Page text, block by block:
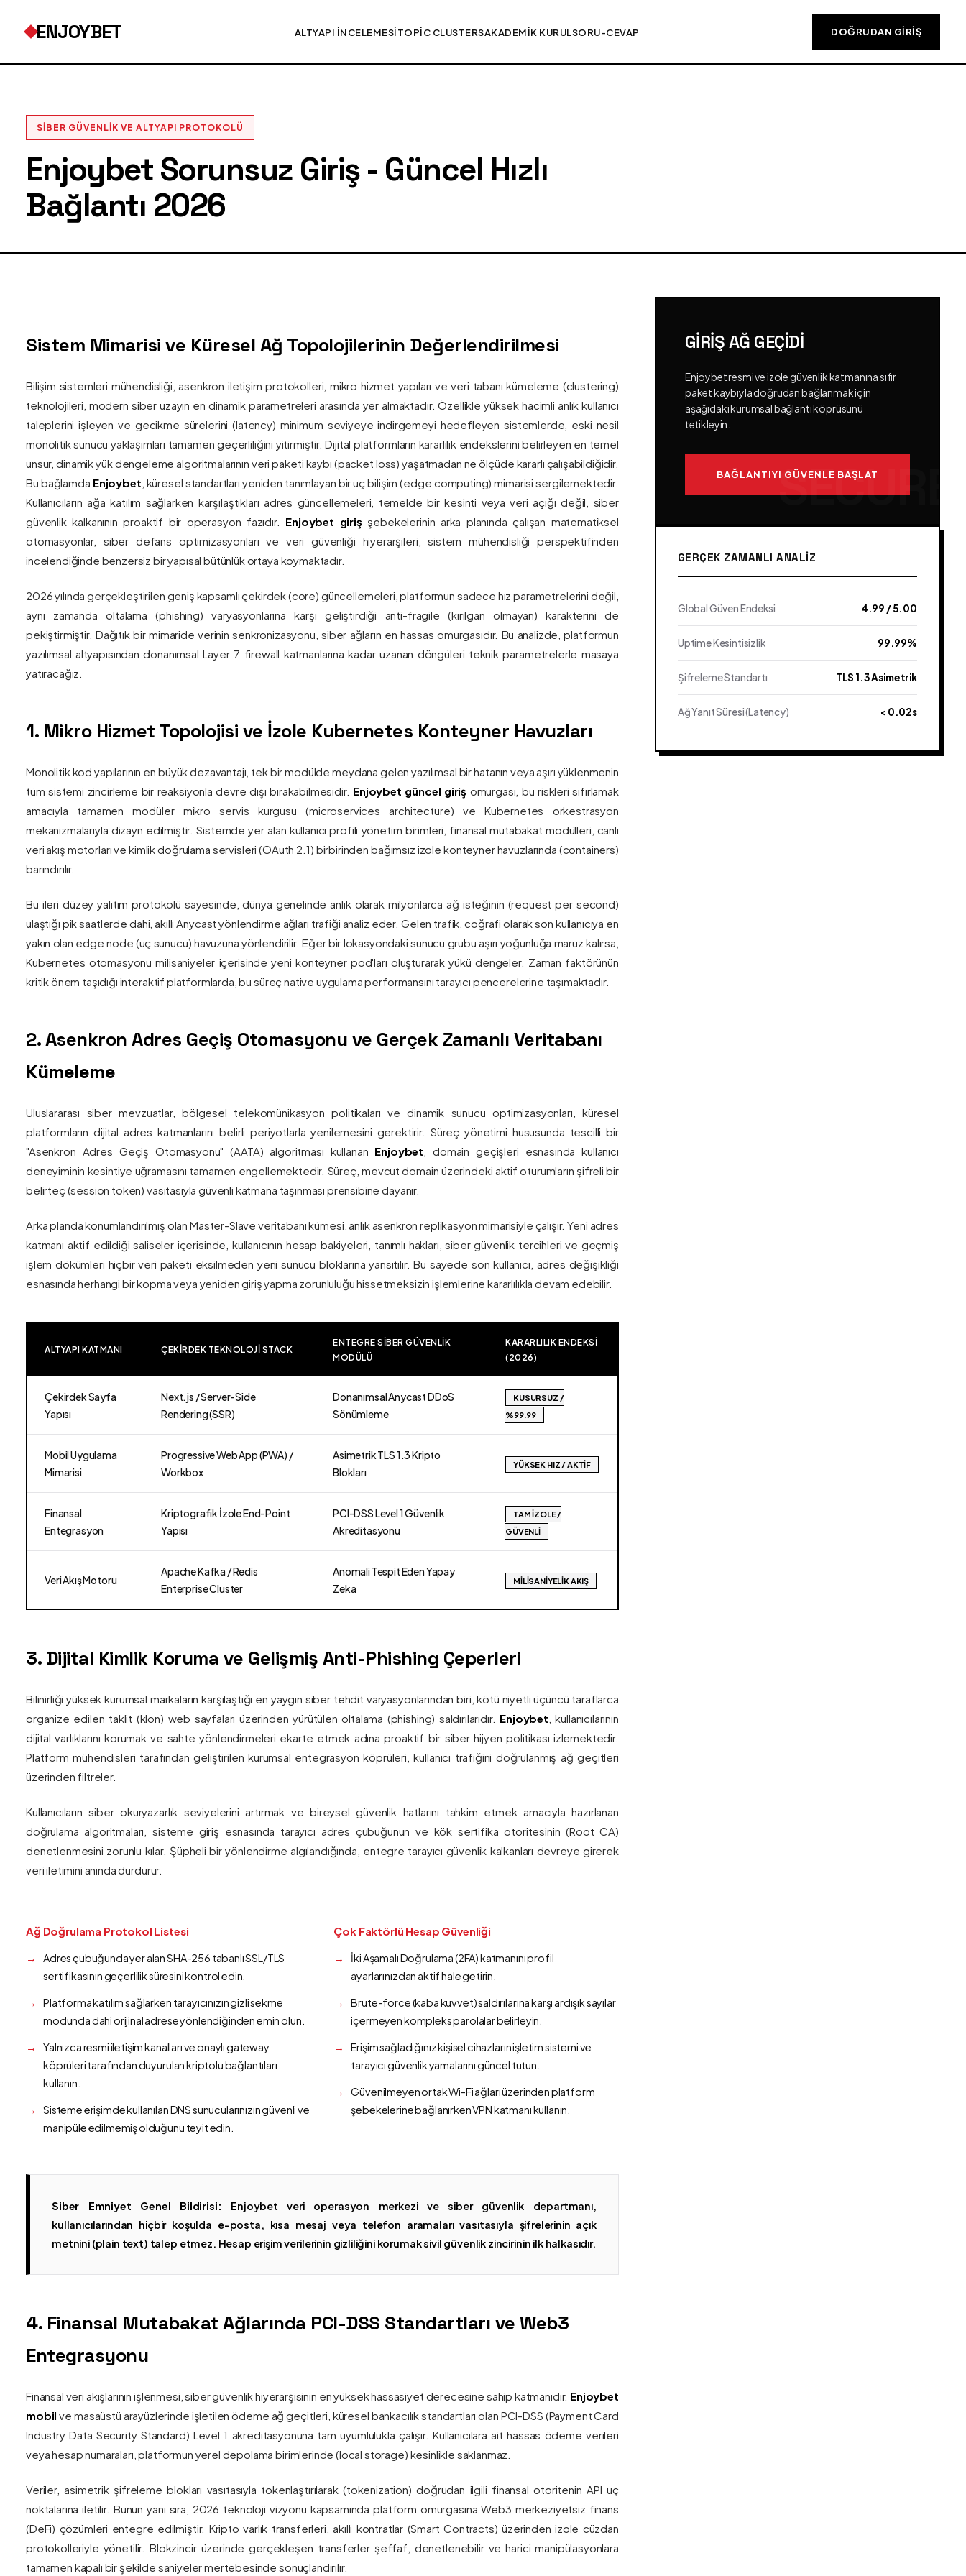
ENJOYBET ALTYAPI İNCELEMESITOPIC CLUSTERSAKADEMIK KURULSORU-CEVAP DOĞRUDAN GIRIŞ
SIBER GÜVENLIK VE ALTYAPI PROTOKOLÜ
Enjoybet Sorunsuz Giriş - Güncel Hızlı
Bağlantı 2026
Sistem Mimarisi ve Küresel Ağ Topolojilerinin Değerlendirilmesi
Bilişim sistemleri mühendisliği, asenkron iletişim protokolleri, mikro hizmet yapıları ve veri tabanı kümeleme (clustering)
teknolojileri, modern siber uzayın en dinamik parametreleri arasında yer almaktadır. Özellikle yüksek hacimli anlık kullanıcı
taleplerini işleyen ve gecikme sürelerini (latency) minimum seviyeye indirgemeyi hedefleyen sistemlerde, eski nesil
monolitik sunucu yaklaşımları tamamen geçerliliğini yitirmiştir. Dijital platformların kararlılık endekslerini belirleyen en temel
unsur, dinamik yük dengeleme algoritmalarının veri paketi kaybı (packet loss) yaşatmadan ne ölçüde kararlı çalışabildiğidir.
Bu bağlamda Enjoybet , küresel standartları yeniden tanımlayan bir uç bilişim (edge computing) mimarisi sergilemektedir.
Kullanıcıların ağa katılım sağlarken karşılaştıkları adres güncellemeleri, temelde bir kesinti veya veri açığı değil, siber
güvenlik kalkanının proaktif bir operasyon fazıdır. Enjoybet giriş şebekelerinin arka planında çalışan matematiksel
otomasyonlar, siber defans optimizasyonları ve veri güvenliği hiyerarşileri, sistem mühendisliği perspektifinden
incelendiğinde benzersiz bir yapısal bütünlük ortaya koymaktadır.
2026 yılında gerçekleştirilen geniş kapsamlı çekirdek (core) güncellemeleri, platformun sadece hız parametrelerini değil,
aynı zamanda oltalama (phishing) varyasyonlarına karşı geliştirdiği anti-fragile (kırılgan olmayan) karakterini de
pekiştirmiştir. Dağıtık bir mimaride verinin senkronizasyonu, siber ağların en hassas omurgasıdır. Bu analizde, platformun
yazılımsal altyapısından donanımsal Layer 7 firewall katmanlarına kadar uzanan döngüleri teknik parametrelerle masaya
yatıracağız.
1. Mikro Hizmet Topolojisi ve İzole Kubernetes Konteyner Havuzları
Monolitik kod yapılarının en büyük dezavantajı, tek bir modülde meydana gelen yazılımsal bir hatanın veya aşırı yüklenmenin
tüm sistemi zincirleme bir reaksiyonla devre dışı bırakabilmesidir. Enjoybet güncel giriş omurgası, bu riskleri sıfırlamak
amacıyla tamamen modüler mikro servis kurgusu (microservices architecture) ve Kubernetes orkestrasyon
mekanizmalarıyla dizayn edilmiştir. Sistemde yer alan kullanıcı profili yönetim birimleri, finansal mutabakat modülleri, canlı
veri akış motorları ve kimlik doğrulama servisleri (OAuth 2.1) birbirinden bağımsız izole konteyner havuzlarında (containers)
barındırılır.
Bu ileri düzey yalıtım protokolü sayesinde, dünya genelinde anlık olarak milyonlarca ağ isteğinin (request per second)
ulaştığı pik saatlerde dahi, akıllı Anycast yönlendirme ağları trafiği analiz eder. Gelen trafik, coğrafi olarak son kullanıcıya en
yakın olan edge node (uç sunucu) havuzuna yönlendirilir. Eğer bir lokasyondaki sunucu grubu aşırı yoğunluğa maruz kalırsa,
Kubernetes otomasyonu milisaniyeler içerisinde yeni konteyner pod'ları oluşturarak yükü dengeler. Zaman faktörünün
kritik önem taşıdığı interaktif platformlarda, bu süreç native uygulama performansını tarayıcı pencerelerine taşımaktadır.
2. Asenkron Adres Geçiş Otomasyonu ve Gerçek Zamanlı Veritabanı
Kümeleme
Uluslararası siber mevzuatlar, bölgesel telekomünikasyon politikaları ve dinamik sunucu optimizasyonları, küresel
platformların dijital adres katmanlarını belirli periyotlarla yenilemesini gerektirir. Süreç yönetimi hususunda tescilli bir
"Asenkron Adres Geçiş Otomasyonu" (AATA) algoritması kullanan Enjoybet , domain geçişleri esnasında kullanıcı
deneyiminin kesintiye uğramasını tamamen engellemektedir. Süreç, mevcut domain üzerindeki aktif oturumların şifreli bir
belirteç (session token) vasıtasıyla güvenli katmana taşınması prensibine dayanır.
Arka planda konumlandırılmış olan Master-Slave veritabanı kümesi, anlık asenkron replikasyon mimarisiyle çalışır. Yeni adres
katmanı aktif edildiği saliseler içerisinde, kullanıcının hesap bakiyeleri, tanımlı hakları, siber güvenlik tercihleri ve geçmiş
işlem dökümleri hiçbir veri paketi eksilmeden yeni sunucu bloklarına yansıtılır. Bu sayede son kullanıcı, adres değişikliği
esnasında herhangi bir kopma veya yeniden giriş yapma zorunluluğu hissetmeksizin işlemlerine kararlılıkla devam edebilir.
ALTYAPI KATMANI ÇEKIRDEK TEKNOLOJI STACK
ENTEGRE SIBER GÜVENLIK
MODÜLÜ
KARARLILIK ENDEKSI
(2026)
Çekirdek Sayfa
Yapısı
Next.js / Server-Side
Rendering (SSR)
Donanımsal Anycast DDoS
Sönümleme
KUSURSUZ /
%99.99
Mobil Uygulama
Mimarisi
Progressive Web App (PWA) /
Workbox
Asimetrik TLS 1.3 Kripto
Blokları
YÜKSEK HIZ / AKTIF
Finansal
Entegrasyon
Kriptografik İzole End-Point
Yapısı
PCI-DSS Level 1 Güvenlik
Akreditasyonu
TAM İZOLE /
GÜVENLI
Veri Akış Motoru
Apache Kafka / Redis
Enterprise Cluster
Anomali Tespit Eden Yapay
Zeka
MILISANIYELIK AKIŞ
3. Dijital Kimlik Koruma ve Gelişmiş Anti-Phishing Çeperleri
Bilinirliği yüksek kurumsal markaların karşılaştığı en yaygın siber tehdit varyasyonlarından biri, kötü niyetli üçüncü taraflarca
organize edilen taklit (klon) web sayfaları üzerinden yürütülen oltalama (phishing) saldırılarıdır. Enjoybet , kullanıcılarının
dijital varlıklarını korumak ve sahte yönlendirmeleri ekarte etmek adına proaktif bir siber hijyen politikası izlemektedir.
Platform mühendisleri tarafından geliştirilen kurumsal entegrasyon köprüleri, kullanıcı trafiğini doğrulanmış ağ geçitleri
üzerinden filtreler.
Kullanıcıların siber okuryazarlık seviyelerini artırmak ve bireysel güvenlik hatlarını tahkim etmek amacıyla hazırlanan
doğrulama algoritmaları, sisteme giriş esnasında tarayıcı adres çubuğunun ve kök sertifika otoritesinin (Root CA)
denetlenmesini zorunlu kılar. Şüpheli bir yönlendirme algılandığında, entegre tarayıcı güvenlik kalkanları devreye girerek
veri iletimini anında durdurur.
Ağ Doğrulama Protokol Listesi
Adres çubuğunda yer alan SHA-256 tabanlı SSL/TLS
sertifikasının geçerlilik süresini kontrol edin.
Platforma katılım sağlarken tarayıcınızın gizli sekme
modunda dahi orijinal adrese yönlendiğinden emin olun.
Yalnızca resmi iletişim kanalları ve onaylı gateway
köprüleri tarafından duyurulan kriptolu bağlantıları
kullanın.
Sisteme erişimde kullanılan DNS sunucularınızın güvenli ve
manipüle edilmemiş olduğunu teyit edin.
Çok Faktörlü Hesap Güvenliği
İki Aşamalı Doğrulama (2FA) katmanını profil
ayarlarınızdan aktif hale getirin.
Brute-force (kaba kuvvet) saldırılarına karşı ardışık sayılar
içermeyen kompleks parolalar belirleyin.
Erişim sağladığınız kişisel cihazların işletim sistemi ve
tarayıcı güvenlik yamalarını güncel tutun.
Güvenilmeyen ortak Wi-Fi ağları üzerinden platform
şebekelerine bağlanırken VPN katmanı kullanın.
Siber Emniyet Genel Bildirisi: Enjoybet veri operasyon merkezi ve siber güvenlik departmanı,
kullanıcılarından hiçbir koşulda e-posta, kısa mesaj veya telefon aramaları vasıtasıyla şifrelerinin açık
metnini (plain text) talep etmez. Hesap erişim verilerinin gizliliğini korumak sivil güvenlik zincirinin ilk halkasıdır.
4. Finansal Mutabakat Ağlarında PCI-DSS Standartları ve Web3
Entegrasyonu
Finansal veri akışlarının işlenmesi, siber güvenlik hiyerarşisinin en yüksek hassasiyet derecesine sahip katmanıdır. Enjoybet
mobil ve masaüstü arayüzlerinde işletilen ödeme ağ geçitleri, küresel bankacılık standartları olan PCI-DSS (Payment Card
Industry Data Security Standard) Level 1 akreditasyonuna tam uyumlulukla çalışır. Kullanıcılara ait hassas ödeme verileri
veya hesap numaraları, platformun yerel depolama birimlerinde (local storage) kesinlikle saklanmaz.
Veriler, asimetrik şifreleme blokları vasıtasıyla tokenlaştırılarak (tokenization) doğrudan ilgili finansal otoritenin API uç
noktalarına iletilir. Bunun yanı sıra, 2026 teknoloji vizyonu kapsamında platform omurgasına Web3 merkeziyetsiz finans
(DeFi) çözümleri entegre edilmiştir. Kripto varlık transferleri, akıllı kontratlar (Smart Contracts) üzerinden izole cüzdan
protokolleriyle yönetilir. Blokzincir üzerinde gerçekleşen transferler şeffaf, denetlenebilir ve harici manipülasyonlara
tamamen kapalı bir şekilde saniyeler mertebesinde sonuçlandırılır.
GIRIŞ AĞ GEÇIDI
Enjoybet resmi ve izole güvenlik katmanına sıfır
paket kaybıyla doğrudan bağlanmak için
aşağıdaki kurumsal bağlantı köprüsünü
tetikleyin.
BAĞLANTIYI GÜVENLE BAŞLAT
GERÇEK ZAMANLI ANALIZ
Global Güven Endeksi 4.99 / 5.00
Uptime Kesintisizlik 99.99%
Şifreleme Standartı TLS 1.3 Asimetrik
Ağ Yanıt Süresi (Latency) < 0.02s